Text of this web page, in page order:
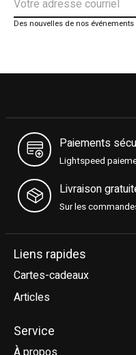
Des nouvelles de nos
Paiements
Lightspeed
Livraison
Sur les
Liens rapides
Cartes-cadeaux
Articles
Service